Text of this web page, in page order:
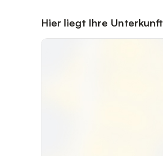
Hier liegt Ihre Unterkunft